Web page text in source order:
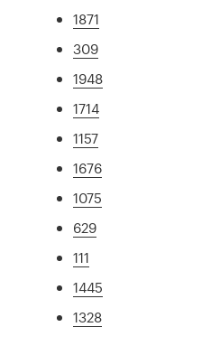
1871
309
1948
1714
1157
1676
1075
629
111
1445
1328